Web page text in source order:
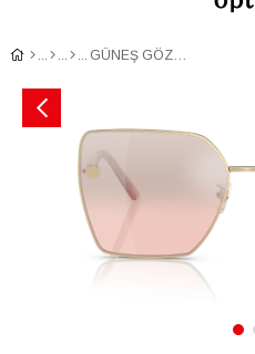
GÜNEŞ GÖZLÜĞÜ VERSACE VE2270D 12527E63